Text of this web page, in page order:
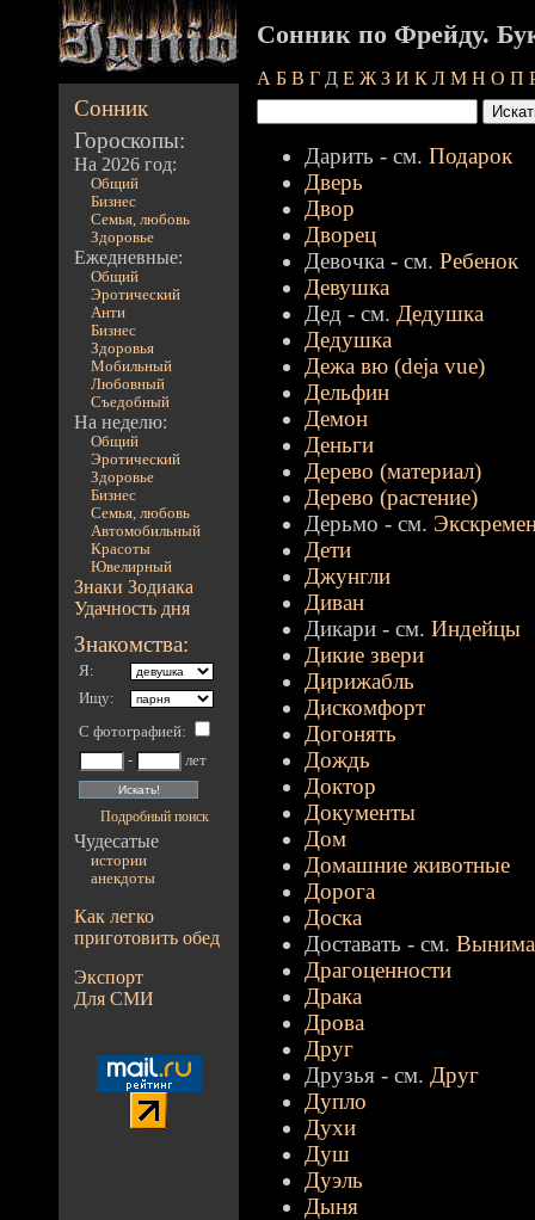
Сонник
Гороскопы:
На 2026 год:
Общий
Бизнес
Семья, любовь
Здоровье
Ежедневные:
Общий
Эротический
Анти
Бизнес
Здоровья
Мобильный
Любовный
Съедобный
На неделю:
Общий
Эротический
Здоровье
Бизнес
Семья, любовь
Автомобильный
Красоты
Ювелирный
Знаки Зодиака
Удачность дня
Знакомства:
Я:
Ищу:
С фотографией:
-
лет
Подробный поиск
Чудесатые
истории
анекдоты
Как легко
приготовить обед
Экспорт
Для СМИ
Сонник по Фрейду.
А Б В Г Д Е Ж З И К Л М Н О П
Дарить - см. Подарок
Дверь
Двор
Дворец
Девочка - см. Ребенок
Девушка
Дед - см. Дедушка
Дедушка
Дежа вю (deja vue)
Дельфин
Демон
Деньги
Дерево (материал)
Дерево (растение)
Дерьмо - см.
Дети
Джунгли
Диван
Дикари - см. Индейцы
Дикие звери
Дирижабль
Дискомфорт
Догонять
Дождь
Доктор
Документы
Дом
Домашние животные
Дорога
Доска
Доставать - см.
Драгоценности
Драка
Дрова
Друг
Друзья - см. Друг
Дупло
Духи
Душ
Дуэль
Дыня